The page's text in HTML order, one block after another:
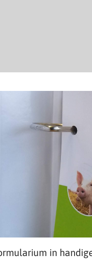
in